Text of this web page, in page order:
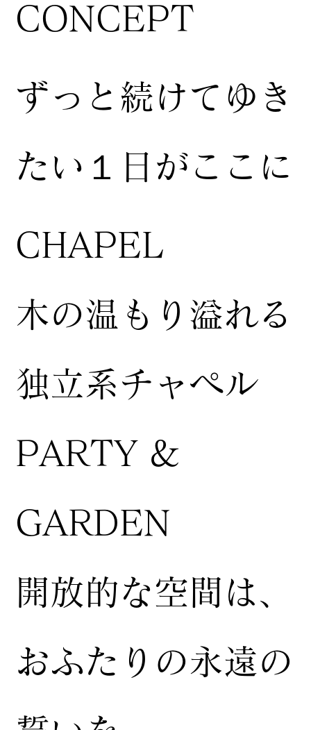
CONCEPT
ずっと続けてゆき
たい１日がここに
CHAPEL
木の温もり溢れる
独立系チャペル
PARTY &
GARDEN
開放的な空間は、
おふたりの永遠の